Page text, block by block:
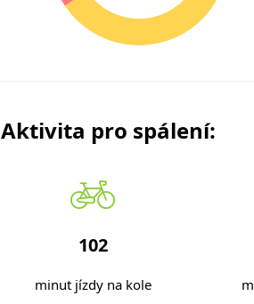
Aktivita pro spálení:
102
minut jízdy na kole